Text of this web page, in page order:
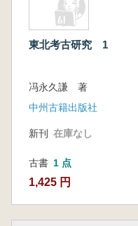
東北考古研究 1
冯永久謙 著
中州古籍出版社
新刊 在庫なし
古書 1 点
1,425 円